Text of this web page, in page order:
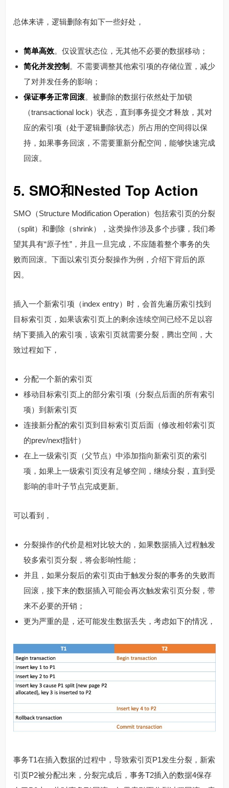
总体来讲，逻辑删除有如下一些好处，
简单高效。仅设置状态位，无其他不必要的数据移动；
简化并发控制 。不需要调整其他索引项的存储位置，减少
了对并发任务的影响；
保证事务正常回滚。被删除的数据行依然处于加锁
（transactional lock）状态，直到事务提交才释放，其对
应的索引项（处于逻辑删除状态）所占用的空间得以保
持，如果事务回滚，不需要重新分配空间，能够快速完成
回滚。
5. SMO和Nested Top Action
SMO（Structure Modification Operation）包括索引页的分裂
（split）和删除（shrink），这类操作涉及多个步骤，我们希
望其具有“原子性”，并且一旦完成，不应随着整个事务的失
败而回滚。下面以索引页分裂操作为例，介绍下背后的原
因。
插入一个新索引项（index entry）时，会首先遍历索引找到
目标索引页，如果该索引页上的剩余连续空间已经不足以容
纳下要插入的索引项，该索引页就需要分裂，腾出空间，大
致过程如下，
分配一个新的索引页
移动目标索引页上的部分索引项（分裂点后面的所有索引
项）到新索引页
连接新分配的索引页到目标索引页后面（修改相邻索引页
的prev/next指针）
在上一级索引页（父节点）中添加指向新索引页的索引
项，如果上一级索引页没有足够空间，继续分裂，直到受
影响的非叶子节点完成更新。
可以看到，
分裂操作的代价是相对比较大的，如果数据插入过程触发
较多索引页分裂，将会影响性能；
并且，如果分裂后的索引页由于触发分裂的事务的失败而
回滚，接下来的数据插入可能会再次触发索引页分裂，带
来不必要的开销；
更为严重的是，还可能发生数据丢失，考虑如下的情况，
事务T1在插入数据的过程中，导致索引页P1发生分裂，新索
引页P2被分配出来，分裂完成后，事务T2插入的数据4保存